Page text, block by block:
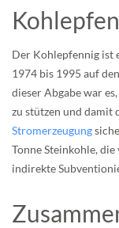
Der Kohlepfennig ist
1974 bis 1995 auf
dieser Abgabe war
zu stützen und damit
Stromerzeugung
Tonne Steinkohle,
indirekte